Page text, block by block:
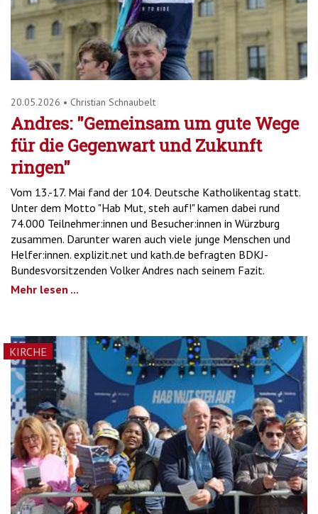
20.05.2026 • Christian Schnaubelt
Andres: "Gemeinsam um gute Wege
für die Gegenwart und Zukunft
ringen"
Vom 13.-17. Mai fand der 104. Deutsche Katholikentag statt.
Unter dem Motto "Hab Mut, steh auf!" kamen dabei rund
74.000 Teilnehmer:innen und Besucher:innen in Würzburg
zusammen. Darunter waren auch viele junge Menschen und
Helfer:innen. explizit.net und kath.de befragten BDKJ-
Bundesvorsitzenden Volker Andres nach seinem Fazit.
Mehr lesen ...
KIRCHE